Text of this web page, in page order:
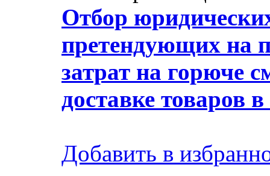
Отбор
претендующих на
затрат на горюче
доставке товаров
Добавить в